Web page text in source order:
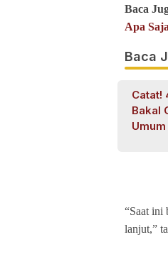
Baca
Apa
Baca
Catat!
Bakal
Umum
“Saat ini
lanjut,”